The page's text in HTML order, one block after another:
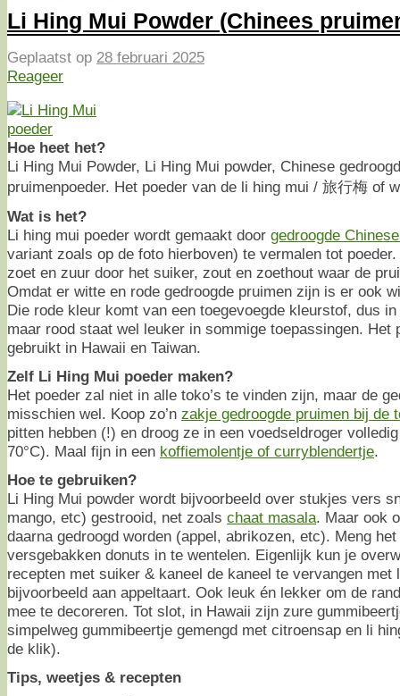
Li Hing Mui Powder (Chinees
Geplaatst op 28 februari 2025
Reageer
Hoe heet het?
Li Hing Mui Powder, Li Hing Mui powder, Chinese
pruimenpoeder. Het poeder van de li hing mui / 旅行梅 of
Wat is het?
Li hing mui poeder wordt gemaakt door gedroogde
variant zoals op de foto hierboven) te vermalen tot
zoet en zuur door het suiker, zout en zoethout waar de
Omdat er witte en rode gedroogde pruimen zijn is er ook
Die rode kleur komt van een toegevoegde kleurstof, dus
maar rood staat wel leuker in sommige toepassingen. Het
gebruikt in Hawaii en Taiwan.
Zelf Li Hing Mui poeder maken?
Het poeder zal niet in alle toko’s te vinden zijn, maar de
misschien wel. Koop zo’n zakje gedroogde pruimen bij de
pitten hebben (!) en droog ze in een voedseldroger
70°C). Maal fijn in een koffiemolentje of curryblendertje.
Hoe te gebruiken?
Li Hing Mui powder wordt bijvoorbeeld over stukjes vers
mango, etc) gestrooid, net zoals chaat masala. Maar ook
daarna gedroogd worden (appel, abrikozen, etc). Meng
versgebakken donuts in te wentelen. Eigenlijk kun je
recepten met suiker & kaneel de kaneel te vervangen met
bijvoorbeeld aan appeltaart. Ook leuk én lekker om de
mee te decoreren. Tot slot, in Hawaii zijn zure
simpelweg gummibeertje gemengd met citroensap en li
de klik).
Tips, weetjes & recepten